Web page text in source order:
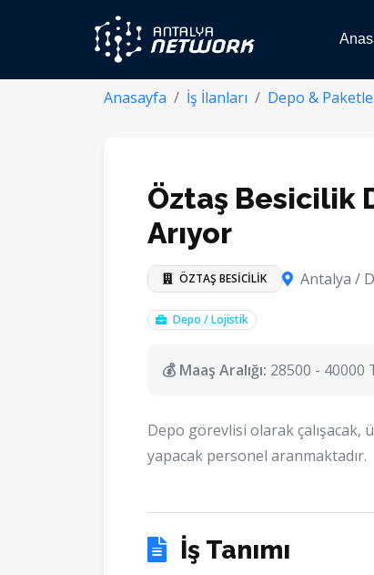
Anasayfa İş İlanları Depo &
Öztaş Besicilik
Arıyor
ÖZTAŞ BESİCİLİK Antalya /
Depo / Lojistik
💰 Maaş Aralığı: 28500 - 40000
Depo görevlisi olarak çalışacak,
yapacak personel aranmaktadır.
İş Tanımı